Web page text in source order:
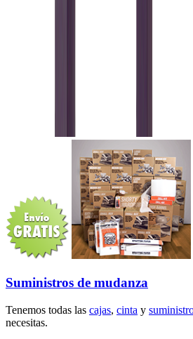
Suministros de mudanza
Tenemos todas las cajas, cinta y
necesitas.